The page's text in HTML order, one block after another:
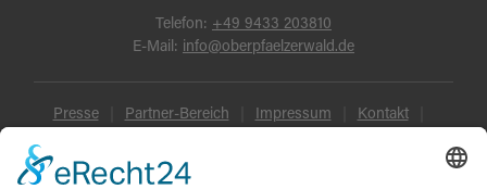
Telefon: +49 9433 203810
E-Mail: info@oberpfaelzerwald.de
Presse Partner-Bereich Impressum Kontakt
Datenschutz